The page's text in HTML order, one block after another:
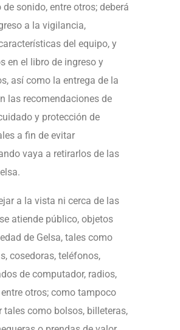
sonido, entre otros; deberá
a la vigilancia,
del equipo, y
en el libro de ingreso y
así como la entrega de la
las recomendaciones de
y protección de
a fin de evitar
vaya a retirarlos de las
a la vista ni cerca de las
atiende público, objetos
de Gelsa, tales como
cosedoras, teléfonos,
de computador, radios,
otros; como tampoco
tales como bolsos, billeteras,